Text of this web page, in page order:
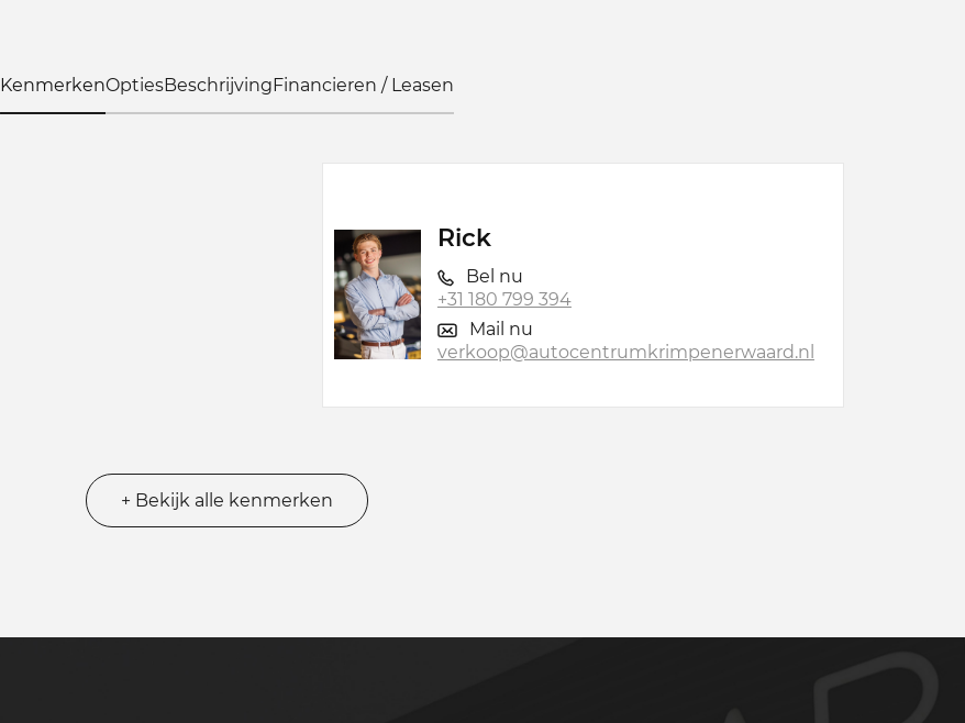
KenmerkenOptiesBeschrijvingFinancieren / Leasen
Rick
Bel nu
+31 180 799 394
Mail nu
verkoop@autocentrumkrimpenerwaard.nl
+ Bekijk alle kenmerken